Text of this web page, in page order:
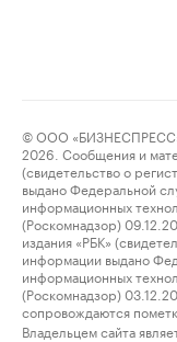
© ООО
2026. Сообщения и
(свидетельство о
выдано Федеральной
информационных
(Роскомнадзор)
издания «РБК»
информации выдано
информационных
(Роскомнадзор)
сопровождаются
Владельцем сайта